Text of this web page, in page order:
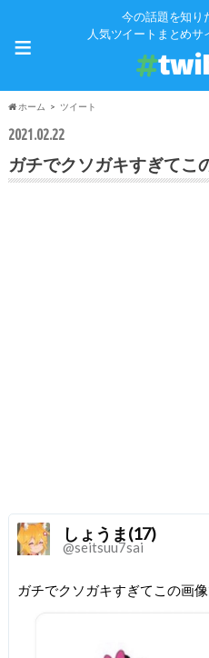
今の話題を知り
人気ツイートまとめサ
≡
ホーム ツイート
2021.02.22
ガチでクソガキすぎてこ
しょうま(17)
@seitsuu7sai
ガチでクソガキすぎてこの画